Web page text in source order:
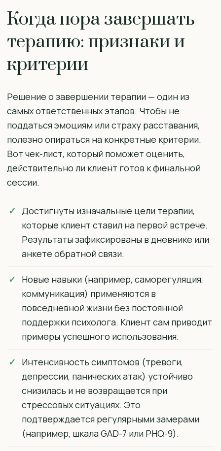
Когда пора завершать
терапию: признаки и
критерии
Решение о завершении терапии — один из
самых ответственных этапов. Чтобы не
поддаться эмоциям или страху расставания,
полезно опираться на конкретные критерии.
Вот чек-лист, который поможет оценить,
действительно ли клиент готов к финальной
сессии.
Достигнуты изначальные цели терапии,
которые клиент ставил на первой встрече.
Результаты зафиксированы в дневнике или
анкете обратной связи.
Новые навыки (например, саморегуляция,
коммуникация) применяются в
повседневной жизни без постоянной
поддержки психолога. Клиент сам приводит
примеры успешного использования.
Интенсивность симптомов (тревоги,
депрессии, панических атак) устойчиво
снизилась и не возвращается при
стрессовых ситуациях. Это
подтверждается регулярными замерами
(например, шкала GAD-7 или PHQ-9).